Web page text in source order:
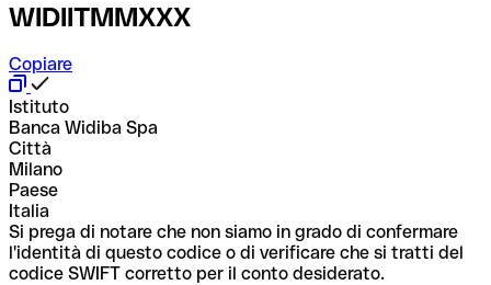
WIDIITMMXXX
Copiare
Istituto
Banca Widiba Spa
Città
Milano
Paese
Italia
Si prega di notare che non siamo in grado di confermare
l'identità di questo codice o di verificare che si tratti del
codice SWIFT corretto per il conto desiderato.